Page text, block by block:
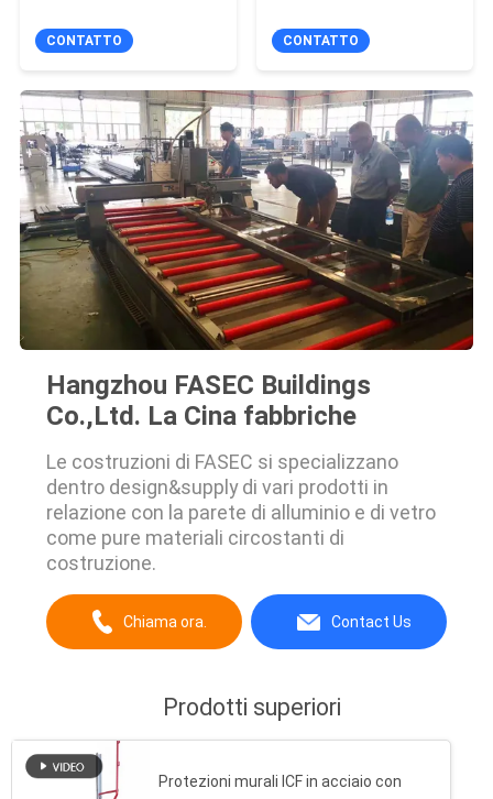
insonorizzate
CONTATTO
acustico
CONTATTO
Hangzhou FASEC Buildings
Co.,Ltd. La Cina fabbriche
Le costruzioni di FASEC si specializzano
dentro design&supply di vari prodotti in
relazione con la parete di alluminio e di vetro
come pure materiali circostanti di
costruzione.
Chiama ora. Contact Us
Prodotti superiori
Protezioni murali ICF in acciaio con